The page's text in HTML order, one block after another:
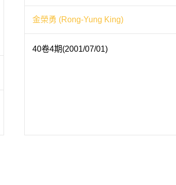
金榮勇 (Rong-Yung King)
40卷4期(2001/07/01)